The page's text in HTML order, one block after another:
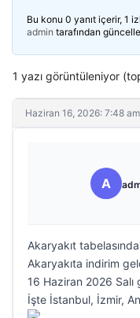
Bu konu 0 yanıt içerir, 1
admin tarafından
1 yazı görüntüleniyor
Haziran 16, 2026: 7:48 am
A
Akaryakıt
Akaryakıta indirim
16 Haziran 2026
İşte İstanbul, İzmir,